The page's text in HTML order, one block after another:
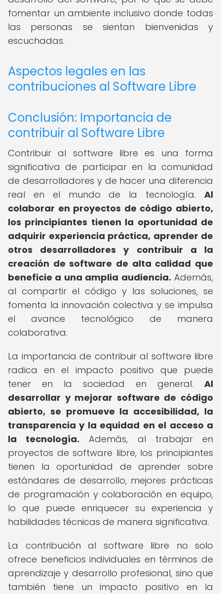
fomentar un ambiente inclusivo donde todas
las personas se sientan bienvenidas y
escuchadas.
Aspectos legales en las
contribuciones al Software Libre
Conclusión: Importancia de
contribuir al Software Libre
Contribuir al software libre es una forma
significativa de participar en la comunidad
de desarrolladores y de hacer una diferencia
real en el mundo de la tecnología. Al
colaborar en proyectos de código abierto,
los principiantes tienen la oportunidad de
adquirir experiencia práctica, aprender de
otros desarrolladores y contribuir a la
creación de software de alta calidad que
beneficie a una amplia audiencia. Además,
al compartir el código y las soluciones, se
fomenta la innovación colectiva y se impulsa
el avance tecnológico de manera
colaborativa.
La importancia de contribuir al software libre
radica en el impacto positivo que puede
tener en la sociedad en general. Al
desarrollar y mejorar software de código
abierto, se promueve la accesibilidad, la
transparencia y la equidad en el acceso a
la tecnología. Además, al trabajar en
proyectos de software libre, los principiantes
tienen la oportunidad de aprender sobre
estándares de desarrollo, mejores prácticas
de programación y colaboración en equipo,
lo que puede enriquecer su experiencia y
habilidades técnicas de manera significativa.
La contribución al software libre no solo
ofrece beneficios individuales en términos de
aprendizaje y desarrollo profesional, sino que
también tiene un impacto positivo en la